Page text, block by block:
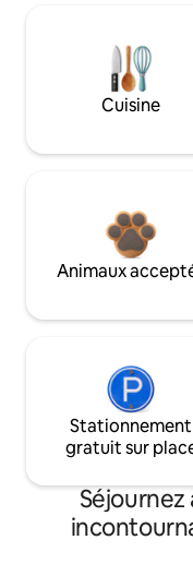
Cuisine
Animaux
Stationnement
gratuit sur